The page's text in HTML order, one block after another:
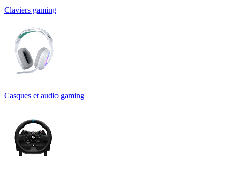
Claviers gaming
Casques et audio gaming